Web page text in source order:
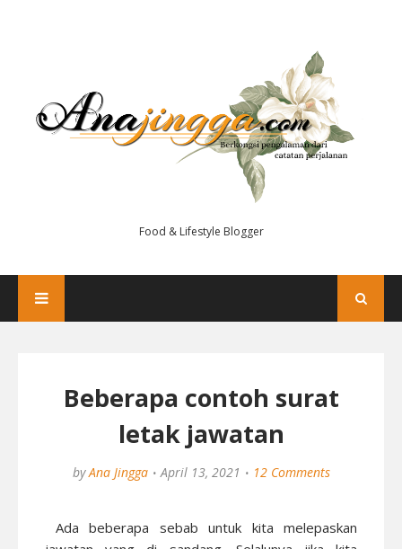
Food & Lifestyle Blogger
Beberapa contoh surat
letak jawatan
by Ana Jingga April 13, 2021 12 Comments
Ada beberapa sebab untuk kita melepaskan